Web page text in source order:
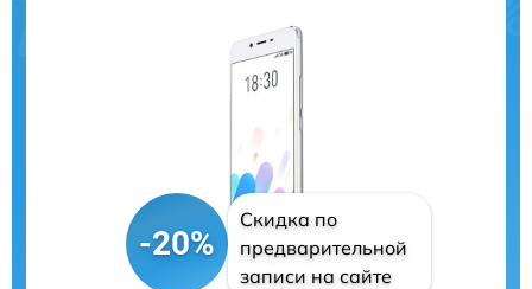
-20%
Скидка по
предварительной
записи на сайте